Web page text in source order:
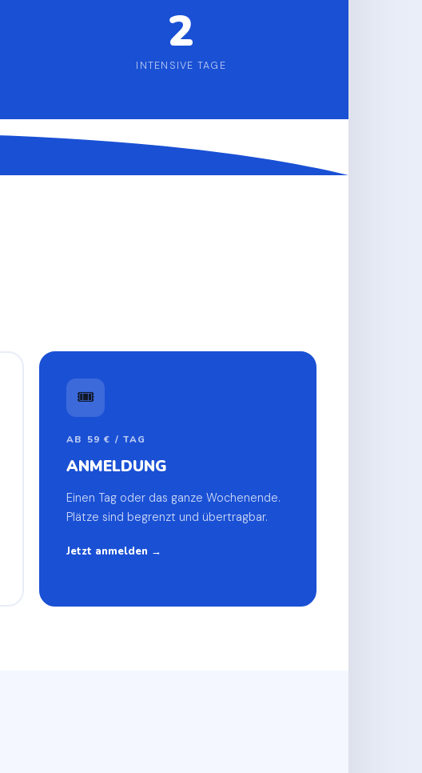
2
INTENSIVE TAGE
🎟️
AB 59 € / TAG
ANMELDUNG
Einen Tag oder das ganze Wochenende.
Plätze sind begrenzt und übertragbar.
Jetzt anmelden →